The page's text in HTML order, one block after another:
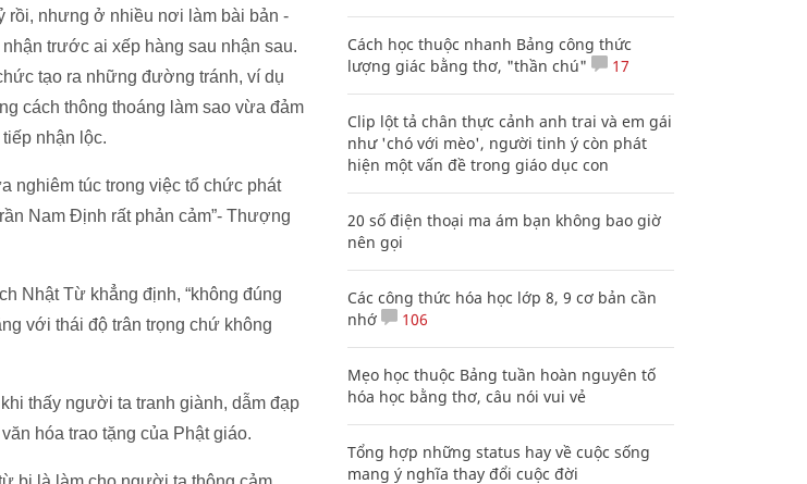
rồi, nhưng ở nhiều nơi làm bài bản -
trước ai xếp hàng sau nhận sau.
tạo ra những đường tránh, ví dụ
cách thông thoáng làm sao vừa đảm
nhận lộc.
nghiêm túc trong việc tổ chức phát
Nam Định rất phản cảm”- Thượng
Nhật Từ khẳng định, “không đúng
với thái độ trân trọng chứ không
thấy người ta tranh giành, dẫm đạp
hóa trao tặng của Phật giáo.
Cách học thuộc nhanh Bảng công thức
lượng giác bằng thơ, "thần chú"
17
Clip lột tả chân thực cảnh anh trai và em gái
như 'chó với mèo', người tinh ý còn phát
hiện một vấn đề trong giáo dục con
20 số điện thoại ma ám bạn không bao giờ
nên gọi
Các công thức hóa học lớp 8, 9 cơ bản cần
nhớ
106
Mẹo học thuộc Bảng tuần hoàn nguyên tố
hóa học bằng thơ, câu nói vui vẻ
Tổng hợp những status hay về cuộc sống
mang ý nghĩa thay đổi cuộc đời